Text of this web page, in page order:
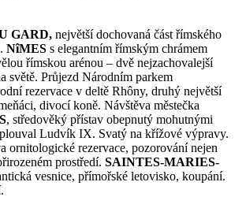
GARD, největší dochovaná část římského
NîMES s elegantním římským chrámem
římskou arénou – dvě nejzachovalejší
světě. Průjezd Národním parkem
rezervace v deltě Rhôny, druhý největší
divocí koně. Návštěva městečka
, středověký přístav obepnutý mohutnými
Ludvík IX. Svatý na křížové výpravy.
ornitologické rezervace, pozorování nejen
prostředí. SAINTES-MARIES-
vesnice, přímořské letovisko, koupání.